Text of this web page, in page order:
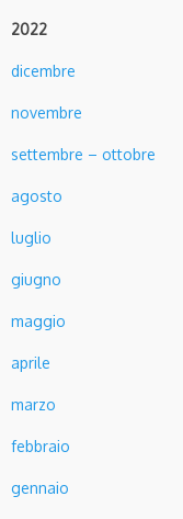
2022
dicembre
novembre
settembre – ottobre
agosto
luglio
giugno
maggio
aprile
marzo
febbraio
gennaio